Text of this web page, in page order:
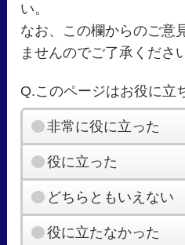
い。
なお、この欄からのご意
ませんのでご了承くださ
Q.このページはお役に立
非常に役に立った
役に立った
どちらともいえない
役に立たなかった